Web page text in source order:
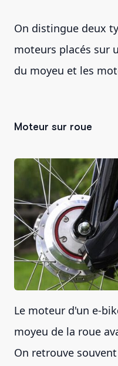
On distingue deux
moteurs placés sur
du moyeu et les
Moteur sur roue
Le moteur d'un e-
moyeu de la roue
On retrouve